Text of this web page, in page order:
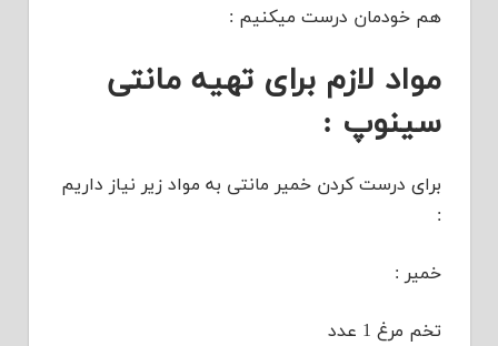
هم خودمان درست میکنیم :
مواد لازم برای تهیه مانتی
سینوپ :
برای درست کردن خمیر مانتی به مواد زیر نیاز داریم
:
خمیر :
تخم مرغ 1 عدد